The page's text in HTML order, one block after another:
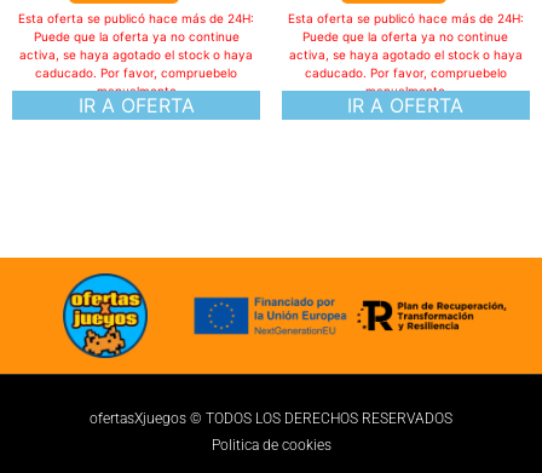
IR A OFERTA
Esta oferta se publicó hace más de 24H:
Puede que la oferta ya no continue
activa, se haya agotado el stock o haya
caducado. Por favor, compruebelo
manualmente
IR A OFERTA
Esta oferta se publicó hace más de 24H:
Puede que la oferta ya no continue
activa, se haya agotado el stock o haya
caducado. Por favor, compruebelo
manualmente
ofertasXjuegos © TODOS LOS DERECHOS RESERVADOS
Politica de cookies